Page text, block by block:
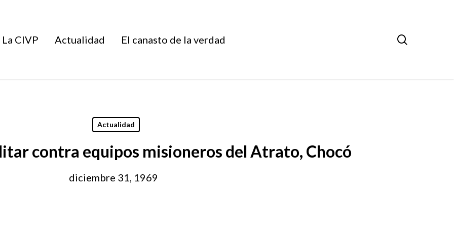
La CIVP Actualidad El canasto de la verdad
Actualidad
contra equipos misioneros del Atrato, Chocó
diciembre 31, 1969